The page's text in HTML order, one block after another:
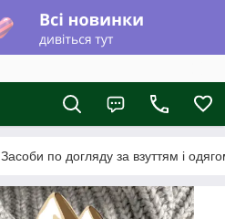
Засоби по догляду за взуттям і